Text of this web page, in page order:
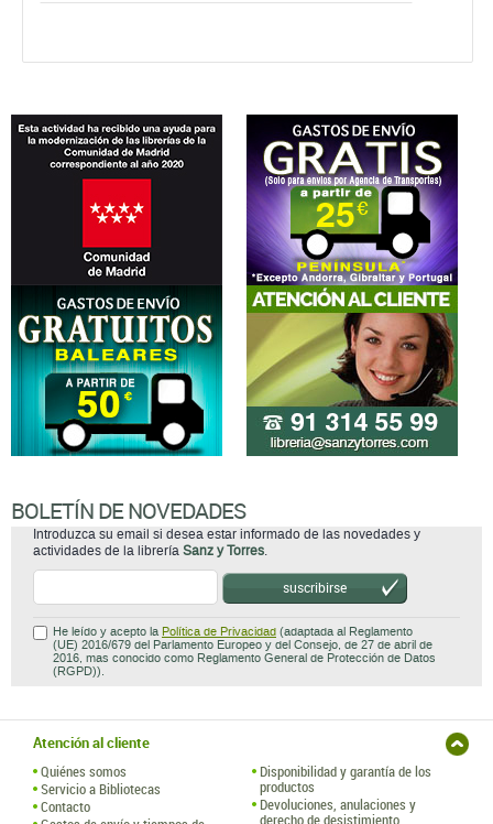
BOLETÍN DE NOVEDADES
Introduzca su email si desea estar informado de las novedades y
actividades de la librería Sanz y Torres.
suscribirse
He leído y acepto la Política de Privacidad (adaptada al Reglamento
(UE) 2016/679 del Parlamento Europeo y del Consejo, de 27 de abril de
2016, mas conocido como Reglamento General de Protección de Datos
(RGPD)).
Atención al cliente
Quiénes somos
Servicio a Bibliotecas
Contacto
Disponibilidad y garantía de los
productos
Devoluciones, anulaciones y
derecho de desistimiento